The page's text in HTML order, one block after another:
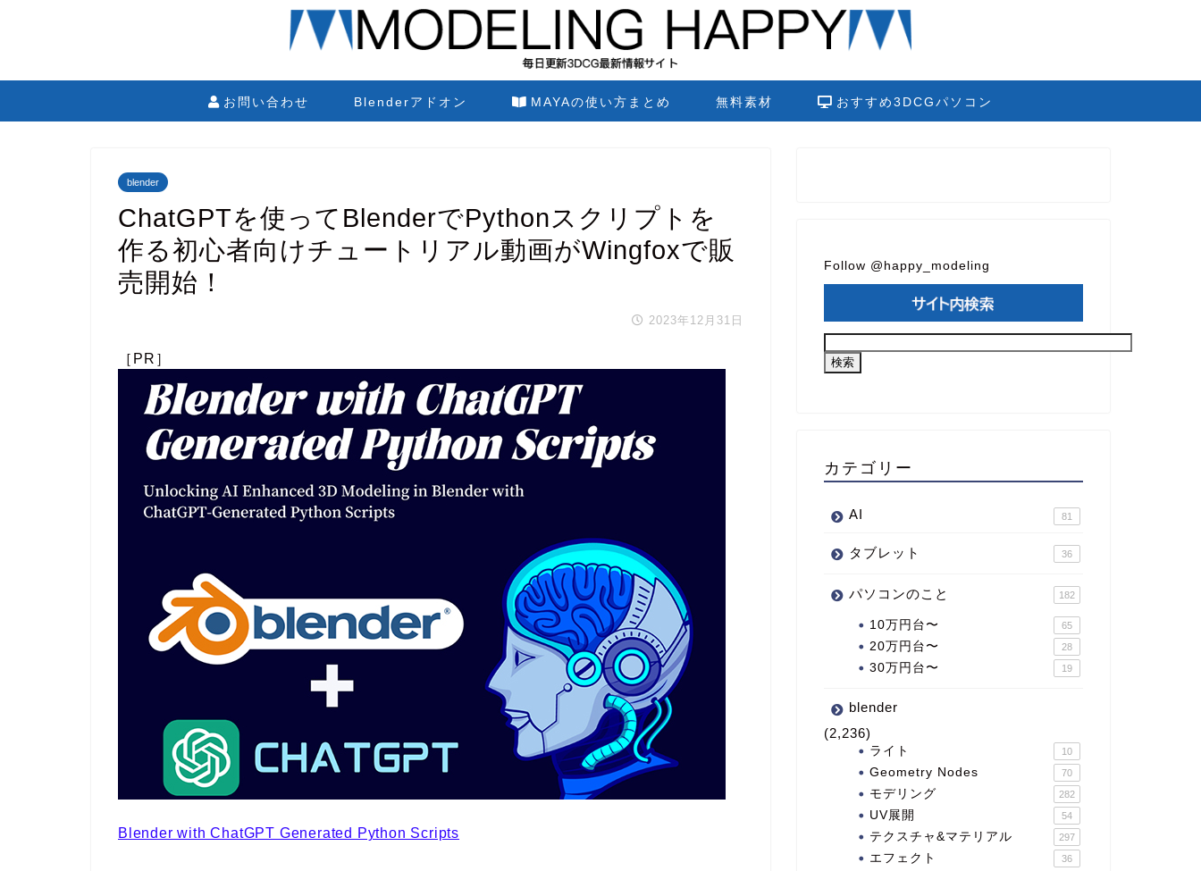
お問い合わせ Blenderアドオン MAYAの使い方まとめ 無料素材 おすすめ3DCGパソコン
blender
ChatGPTを使ってBlenderでPythonスクリプトを
作る初心者向けチュートリアル動画がWingfoxで販
売開始！
2023年12月31日
［PR］
Blender with ChatGPT Generated Python Scripts
Follow @happy_modeling
カテゴリー
AI 81
タブレット 36
パソコンのこと 182
10万円台〜 65
20万円台〜 28
30万円台〜 19
blender
(2,236)
ライト 10
Geometry Nodes 70
モデリング 282
UV展開 54
テクスチャ&マテリアル 297
エフェクト 36